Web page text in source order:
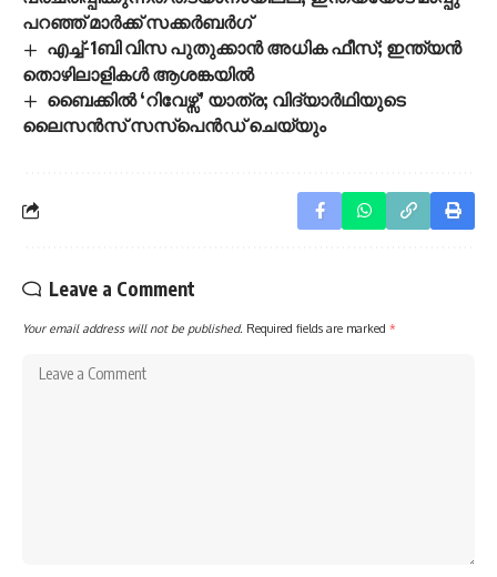
പറഞ്ഞ് മാർക്ക് സക്കർബർഗ്
എച്ച്-1ബി വിസ പുതുക്കാൻ അധിക ഫീസ്; ഇന്ത്യൻ
തൊഴിലാളികൾ ആശങ്കയിൽ
ബൈക്കിൽ ‘റിവേഴ്സ്’ യാത്ര; വിദ്യാർഥിയുടെ
ലൈസൻസ് സസ്പെൻഡ് ചെയ്യും
Leave a Comment
Your email address will not be published. Required fields are marked *